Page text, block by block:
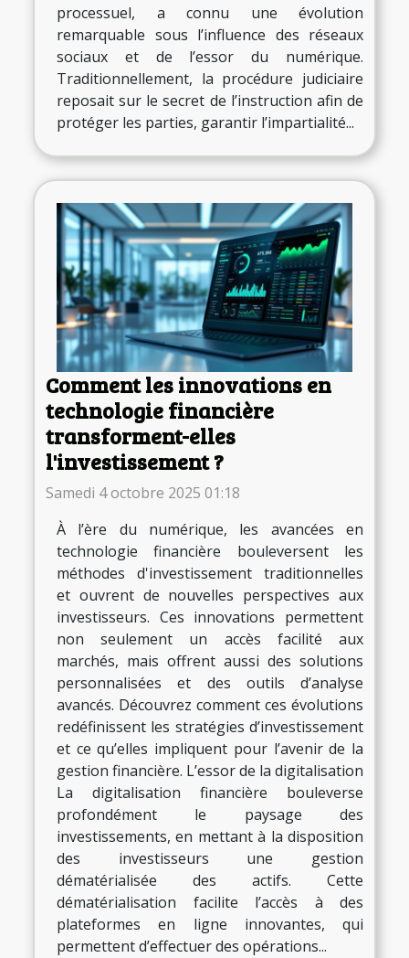
processuel, a connu une évolution
remarquable sous l’influence des réseaux
sociaux et de l’essor du numérique.
Traditionnellement, la procédure judiciaire
reposait sur le secret de l’instruction afin de
protéger les parties, garantir l’impartialité...
Comment les innovations en
technologie financière
transforment-elles
l'investissement ?
Samedi 4 octobre 2025 01:18
À l’ère du numérique, les avancées en
technologie financière bouleversent les
méthodes d'investissement traditionnelles
et ouvrent de nouvelles perspectives aux
investisseurs. Ces innovations permettent
non seulement un accès facilité aux
marchés, mais offrent aussi des solutions
personnalisées et des outils d’analyse
avancés. Découvrez comment ces évolutions
redéfinissent les stratégies d’investissement
et ce qu’elles impliquent pour l’avenir de la
gestion financière. L’essor de la digitalisation
La digitalisation financière bouleverse
profondément le paysage des
investissements, en mettant à la disposition
des investisseurs une gestion
dématérialisée des actifs. Cette
dématérialisation facilite l’accès à des
plateformes en ligne innovantes, qui
permettent d’effectuer des opérations...